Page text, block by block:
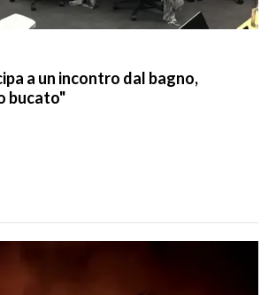
a un incontro dal bagno,
bucato"